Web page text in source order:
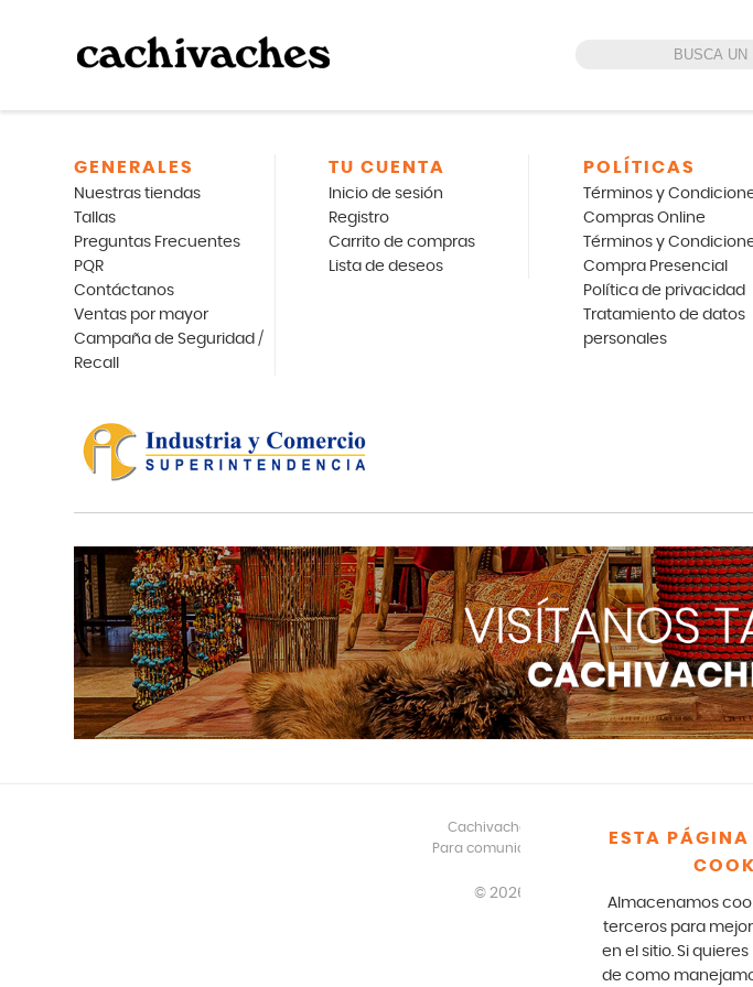
ESTA
Almacenamos
terceros para
en el sitio. Si
de como
GENERALES
Nuestras tiendas
Tallas
Preguntas Frecuentes
PQR
Contáctanos
Ventas por mayor
Campaña de Seguridad /
Recall
TU CUENTA
Inicio de sesión
Registro
Carrito de compras
Lista de deseos
POLÍTICAS
Términos y
Compras Online
Términos y
Compra Presencial
Política de privacidad
Tratamiento de datos
personales
Cachivaches – CR 17 166 75 Bogotá – 601-
Para comunicados legales y notificaciones
© 2026 |
Diseño y